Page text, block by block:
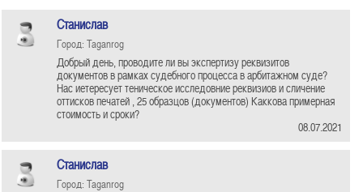
Станислав
Город: Taganrog
Добрый день, проводите ли вы экспертизу реквизитов
документов в рамках судебного процесса в арбитажном суде?
Нас иетересует теническое исследовние реквизиов и сличение
оттисков печатей , 25 образцов (документов) Каккова примерная
стоимость и сроки?
08.07.2021
Станислав
Город: Taganrog